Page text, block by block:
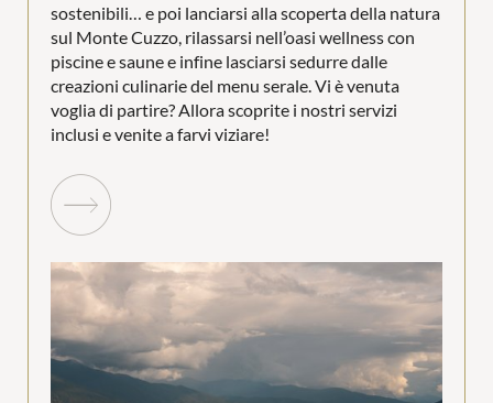
sostenibili… e poi lanciarsi alla scoperta della natura
sul Monte Cuzzo, rilassarsi nell’oasi wellness con
piscine e saune e infine lasciarsi sedurre dalle
creazioni culinarie del menu serale. Vi è venuta
voglia di partire? Allora scoprite i nostri servizi
inclusi e venite a farvi viziare!